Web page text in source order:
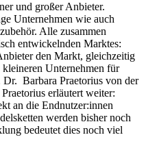
und großer Anbieter.
Unternehmen wie auch
Alle zusammen
entwickelnden Marktes:
den Markt, gleichzeitig
Unternehmen für
Dr. Barbara Praetorius von der
erläutert weiter:
an die Endnutzer:innen
werden bisher noch
bedeutet dies noch viel